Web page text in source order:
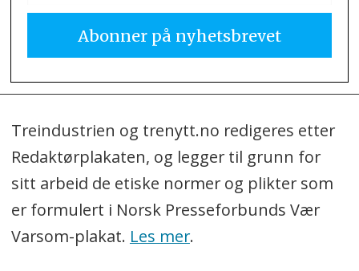
Treindustrien og trenytt.no redigeres etter
Redaktørplakaten, og legger til grunn for
sitt arbeid de etiske normer og plikter som
er formulert i Norsk Presseforbunds Vær
Varsom-plakat. Les mer.